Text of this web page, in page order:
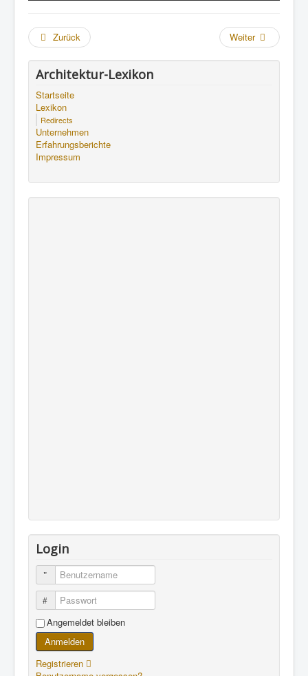
Zurück Weiter
Architektur-Lexikon
Startseite
Lexikon
Redirects
Unternehmen
Erfahrungsberichte
Impressum
Login
Benutzername
Passwort
Angemeldet bleiben
Anmelden
Registrieren